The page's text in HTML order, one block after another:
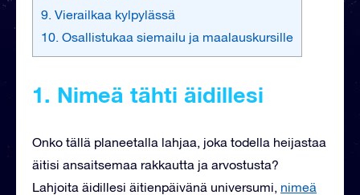
9. Vierailkaa kylpylässä
10. Osallistukaa siemailu ja maalauskursille
1. Nimeä tähti äidillesi
Onko tällä planeetalla lahjaa, joka todella heijastaa
äitisi ansaitsemaa rakkautta ja arvostusta?
Lahjoita äidillesi äitienpäivänä universumi, nimeä